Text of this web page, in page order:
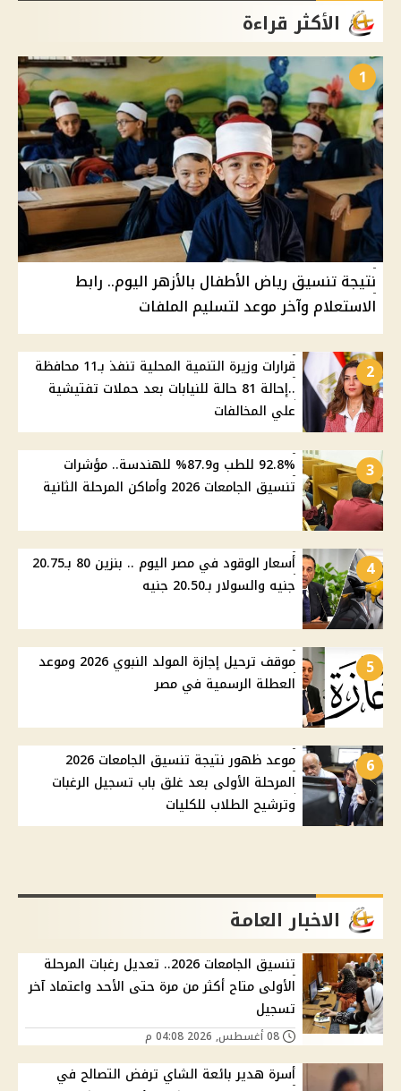
الأكثر قراءة
1
نتيجة تنسيق رياض الأطفال بالأزهر اليوم.. رابط
الاستعلام وآخر موعد لتسليم الملفات
2
قرارات وزيرة التنمية المحلية تنفذ بـ11 محافظة
..إحالة 81 حالة للنيابات بعد حملات تفتيشية
علي المخالفات
3
92.8% للطب و87.9% للهندسة.. مؤشرات
تنسيق الجامعات 2026 وأماكن المرحلة الثانية
4
أسعار الوقود في مصر اليوم .. بنزين 80 بـ20.75
جنيه والسولار بـ20.50 جنيه
5
موقف ترحيل إجازة المولد النبوي 2026 وموعد
العطلة الرسمية في مصر
6
موعد ظهور نتيجة تنسيق الجامعات 2026
المرحلة الأولى بعد غلق باب تسجيل الرغبات
وترشيح الطلاب للكليات
الاخبار العامة
تنسيق الجامعات 2026.. تعديل رغبات المرحلة
الأولى متاح أكثر من مرة حتى الأحد واعتماد آخر
تسجيل
أسرة هدير بائعة الشاي ترفض التصالح في